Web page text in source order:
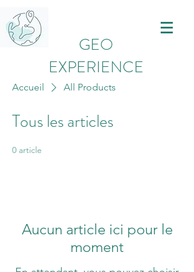
GEO
EXPERIENCE
Accueil All Products
Tous les articles
0 article
Aucun article ici pour le
moment